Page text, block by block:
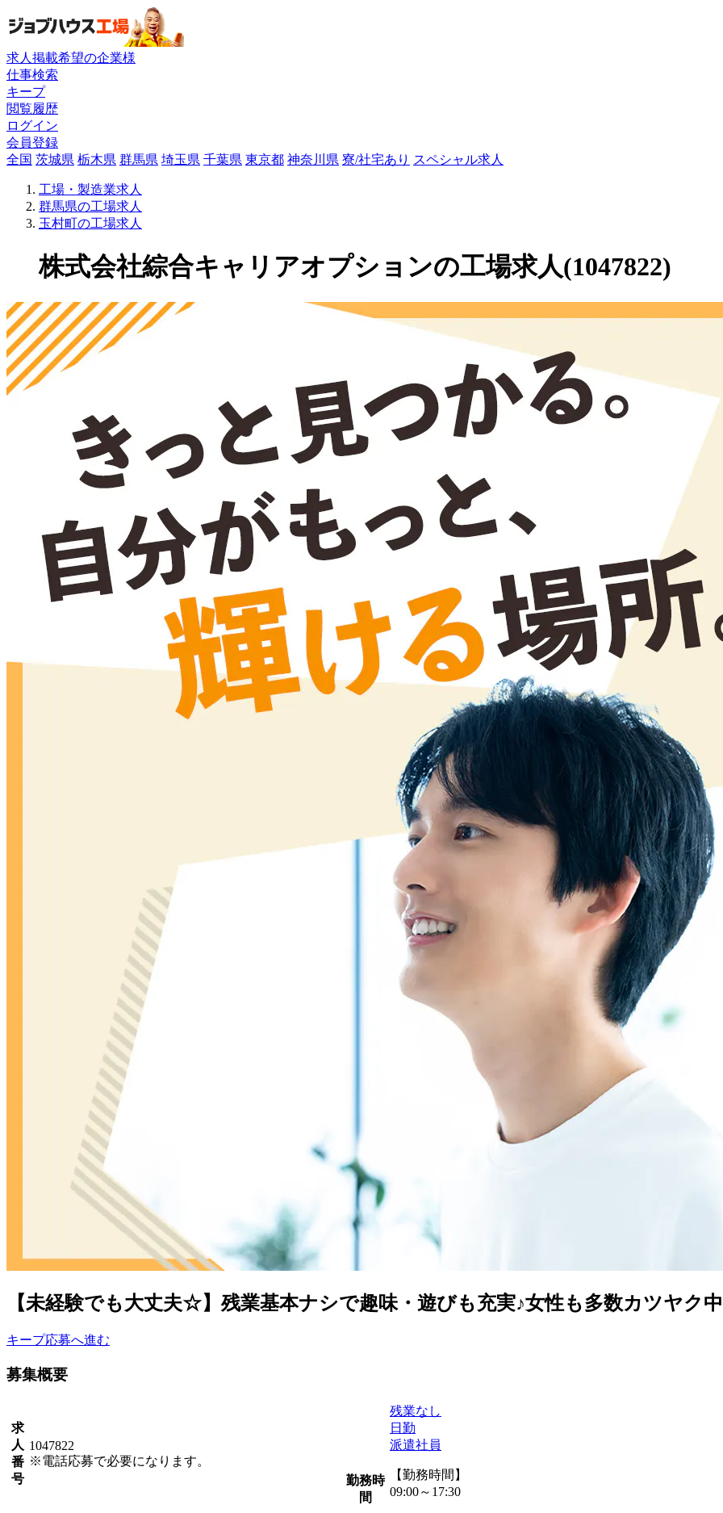
求人掲載希望の企業様
仕事検索
キープ
閲覧履歴
ログイン
会員登録
全国 茨城県 栃木県 群馬県 埼玉県 千葉県 東京都 神奈川県 寮/社宅あり スペシャル求人
工場・製造業求人
群馬県の工場求人
玉村町の工場求人
株式会社綜合キャリアオプションの工場求人(1047822)
【未経験でも大丈夫☆】残業基本ナシで趣味・遊びも充実♪女性も多数カツヤク
キープ応募へ進む
募集概要
求
人
番
号
1047822
※電話応募で必要になります。
勤務時
間
残業なし
日勤
派遣社員
【勤務時間】
09:00～17:30